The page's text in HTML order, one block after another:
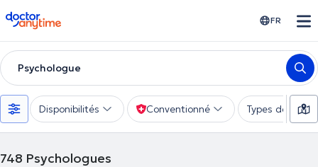
doctoranytime FR
Psychologue
Disponibilités Conventionné Types de
748 Psychologues